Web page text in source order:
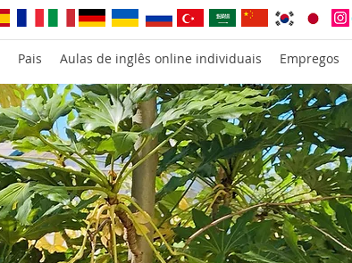
Pais Aulas de inglês online individuais Empregos